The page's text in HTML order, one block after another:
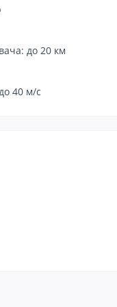
до 20 км
40 м/с